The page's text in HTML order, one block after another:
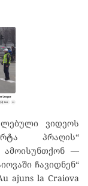
ვიდეოს
პრაღის“
ამოისუნთქონ —
ჩავიდნენ“
ajuns la Craiova